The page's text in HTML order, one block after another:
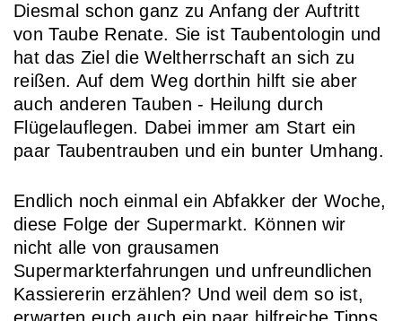
Diesmal schon ganz zu Anfang der Auftritt
von Taube Renate. Sie ist Taubentologin und
hat das Ziel die Weltherrschaft an sich zu
reißen. Auf dem Weg dorthin hilft sie aber
auch anderen Tauben - Heilung durch
Flügelauflegen. Dabei immer am Start ein
paar Taubentrauben und ein bunter Umhang.
Endlich noch einmal ein Abfakker der Woche,
diese Folge der Supermarkt. Können wir
nicht alle von grausamen
Supermarkterfahrungen und unfreundlichen
Kassiererin erzählen? Und weil dem so ist,